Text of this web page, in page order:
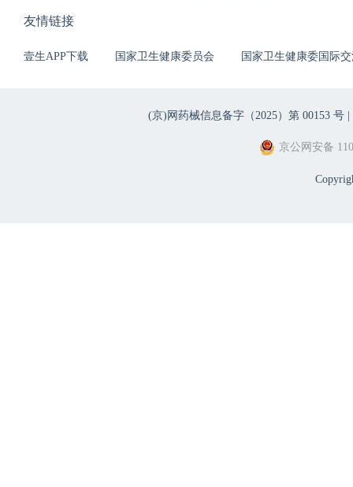
友情链接
壹生APP下载 国家卫生健康委员会 国家卫生健康委国际
(京)网药械信息备字（2025）第 00153 号 |
京公网安备